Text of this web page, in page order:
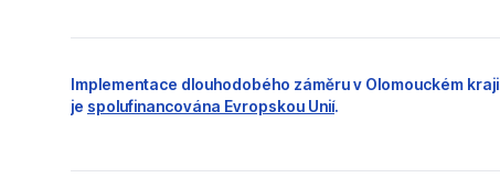
Implementace dlouhodobého záměru v Olomouckém kraji
je spolufinancována Evropskou Unií.